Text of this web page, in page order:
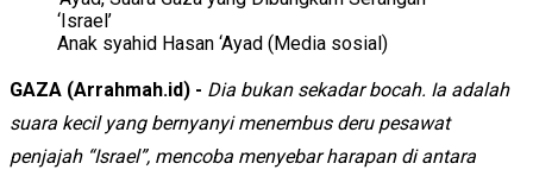
Anak syahid Hasan ‘Ayad (Media sosial)
GAZA (Arrahmah.id) - Dia bukan sekadar bocah. Ia adalah
suara kecil yang bernyanyi menembus deru pesawat
penjajah “Israel”, mencoba menyebar harapan di antara